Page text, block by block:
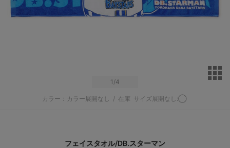
1 /4
カラー：カラー展開なし / 在庫 サイズ展開なし:◯
フェイスタオル/DB.スターマン